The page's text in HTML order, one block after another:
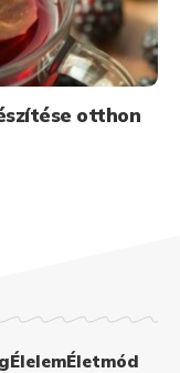
otthon
ÉlelemÉletmód